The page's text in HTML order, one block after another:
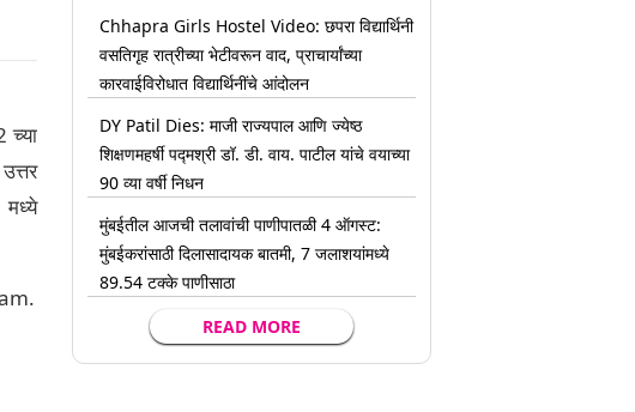
च्या
मध्ये
Chhapra Girls Hostel Video: छपरा विद्यार्थिनी
वसतिगृह रात्रीच्या भेटीवरून वाद, प्राचार्यांच्या
कारवाईविरोधात विद्यार्थिनींचे आंदोलन
DY Patil Dies: माजी राज्यपाल आणि ज्येष्ठ
शिक्षणमहर्षी पद्मश्री डॉ. डी. वाय. पाटील यांचे वयाच्या
90 व्या वर्षी निधन
मुंबईतील आजची तलावांची पाणीपातळी 4 ऑगस्ट:
मुंबईकरांसाठी दिलासादायक बातमी, 7 जलाशयांमध्ये
89.54 टक्के पाणीसाठा
READ MORE